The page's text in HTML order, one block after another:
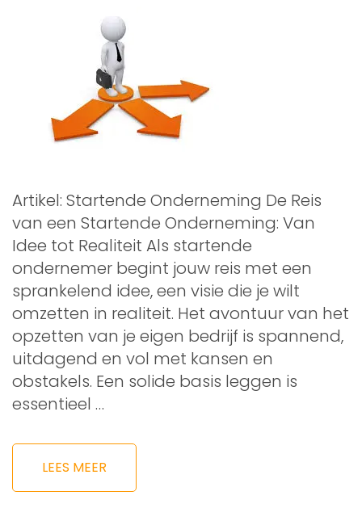
Artikel: Startende Onderneming De Reis
van een Startende Onderneming: Van
Idee tot Realiteit Als startende
ondernemer begint jouw reis met een
sprankelend idee, een visie die je wilt
omzetten in realiteit. Het avontuur van het
opzetten van je eigen bedrijf is spannend,
uitdagend en vol met kansen en
obstakels. Een solide basis leggen is
essentieel …
LEES MEER